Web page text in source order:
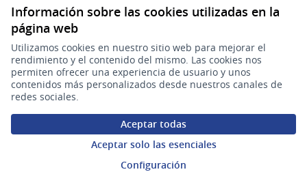
Información sobre las cookies utilizadas en la
página web
Utilizamos cookies en nuestro sitio web para mejorar el
rendimiento y el contenido del mismo. Las cookies nos
permiten ofrecer una experiencia de usuario y unos
contenidos más personalizados desde nuestros canales de
redes sociales.
Aceptar todas
Aceptar solo las esenciales
Configuración
gub.uy
(Enlace externo)
Sitio oficial de la República Oriental del Uruguay
Configuración de cookies
Web creada consoftware libre